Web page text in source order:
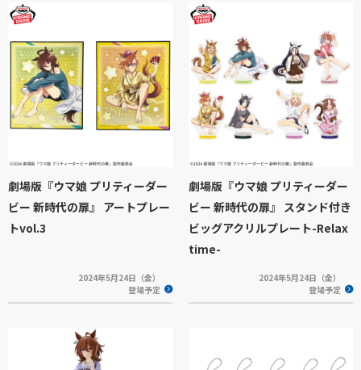
劇場版『ウマ娘 プリティーダー
ビー 新時代の扉』 アートプレー
トvol.3
2024年5月24日（金）
登場予定
劇場版『ウマ娘 プリティーダー
ビー 新時代の扉』 スタンド付き
ビッグアクリルプレート-Relax
time-
2024年5月24日（金）
登場予定